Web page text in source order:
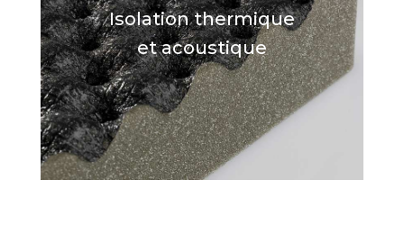
Isolation thermique
et acoustique